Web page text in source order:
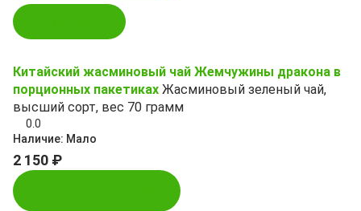
Китайский жасминовый чай Жемчужины дракона в
порционных пакетиках Жасминовый зеленый чай,
высший сорт, вес 70 грамм
0.0
Наличие: Мало
2 150 ₽